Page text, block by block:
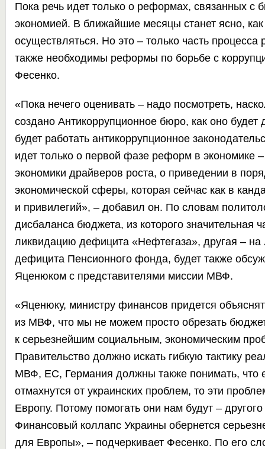
Пока речь идет только о реформах, связанных с
экономией. В ближайшие месяцы станет ясно,
осуществляться. Но это – только часть
также необходимы реформы по борьбе с
Фесенко.
«Пока нечего оценивать – надо посмотреть,
создано Антикоррупционное бюро, как оно будет
будет работать антикоррупционное
идет только о первой фазе реформ в экономике
экономики драйверов роста, о приведении в
экономической сферы, которая сейчас как в
и привилегий», – добавил он. По словам
дисбаланса бюджета, из которого значительная
ликвидацию дефицита «Нефтегаза», другая –
дефицита Пенсионного фонда, будет также
Яценюком с представителями миссии МВФ.
«Яценюку, министру финансов придется
из МВФ, что мы не можем просто обрезать
к серьезнейшим социальным, экономическим
Правительство должно искать гибкую тактику
МВФ, ЕС, Германия должны также понимать, что
отмахнутся от украинских проблем, то эти
Европу. Потому помогать они нам будут –
Финансовый коллапс Украины обернется
для Европы», – подчеркивает Фесенко. По его